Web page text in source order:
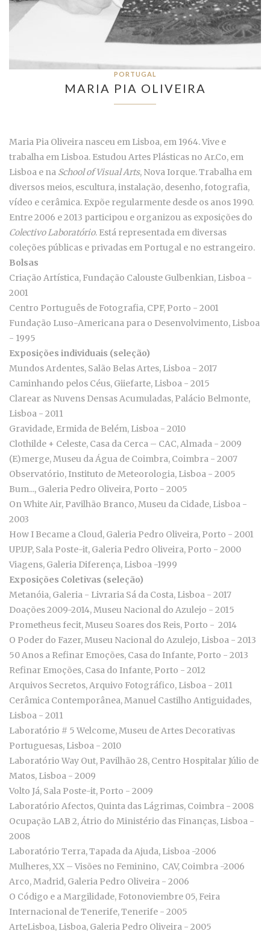
PORTUGAL
MARIA PIA OLIVEIRA
Maria Pia Oliveira nasceu em Lisboa, em 1964. Vive e
trabalha em Lisboa. Estudou Artes Plásticas no Ar.Co, em
Lisboa e na School of Visual Arts, Nova Iorque. Trabalha em
diversos meios, escultura, instalação, desenho, fotografia,
vídeo e cerâmica. Expõe regularmente desde os anos 1990.
Entre 2006 e 2013 participou e organizou as exposições do
Colectivo Laboratório. Está representada em diversas
coleções públicas e privadas em Portugal e no estrangeiro.
Bolsas
Criação Artística, Fundação Calouste Gulbenkian, Lisboa -
2001
Centro Português de Fotografia, CPF, Porto - 2001
Fundação Luso-Americana para o Desenvolvimento, Lisboa
- 1995
Exposições individuais (seleção)
Mundos Ardentes, Salão Belas Artes, Lisboa - 2017
Caminhando pelos Céus, Giiefarte, Lisboa - 2015
Clarear as Nuvens Densas Acumuladas, Palácio Belmonte,
Lisboa - 2011
Gravidade, Ermida de Belém, Lisboa - 2010
Clothilde + Celeste, Casa da Cerca – CAC, Almada - 2009
(E)merge, Museu da Água de Coimbra, Coimbra - 2007
Observatório, Instituto de Meteorologia, Lisboa - 2005
Bum..., Galeria Pedro Oliveira, Porto - 2005
On White Air, Pavilhão Branco, Museu da Cidade, Lisboa -
2003
How I Became a Cloud, Galeria Pedro Oliveira, Porto - 2001
UP.UP, Sala Poste-it, Galeria Pedro Oliveira, Porto - 2000
Viagens, Galeria Diferença, Lisboa -1999
Exposições Coletivas (seleção)
Metanóia, Galeria - Livraria Sá da Costa, Lisboa - 2017
Doações 2009-2014, Museu Nacional do Azulejo - 2015
Prometheus fecit, Museu Soares dos Reis, Porto - 2014
O Poder do Fazer, Museu Nacional do Azulejo, Lisboa - 2013
50 Anos a Refinar Emoções, Casa do Infante, Porto - 2013
Refinar Emoções, Casa do Infante, Porto - 2012
Arquivos Secretos, Arquivo Fotográfico, Lisboa - 2011
Cerâmica Contemporânea, Manuel Castilho Antiguidades,
Lisboa - 2011
Laboratório # 5 Welcome, Museu de Artes Decorativas
Portuguesas, Lisboa - 2010
Laboratório Way Out, Pavilhão 28, Centro Hospitalar Júlio de
Matos, Lisboa - 2009
Volto Já, Sala Poste-it, Porto - 2009
Laboratório Afectos, Quinta das Lágrimas, Coimbra - 2008
Ocupação LAB 2, Átrio do Ministério das Finanças, Lisboa -
2008
Laboratório Terra, Tapada da Ajuda, Lisboa -2006
Mulheres, XX – Visões no Feminino, CAV, Coimbra -2006
Arco, Madrid, Galeria Pedro Oliveira - 2006
O Código e a Margilidade, Fotonoviembre 05, Feira
Internacional de Tenerife, Tenerife - 2005
ArteLisboa, Lisboa, Galeria Pedro Oliveira - 2005